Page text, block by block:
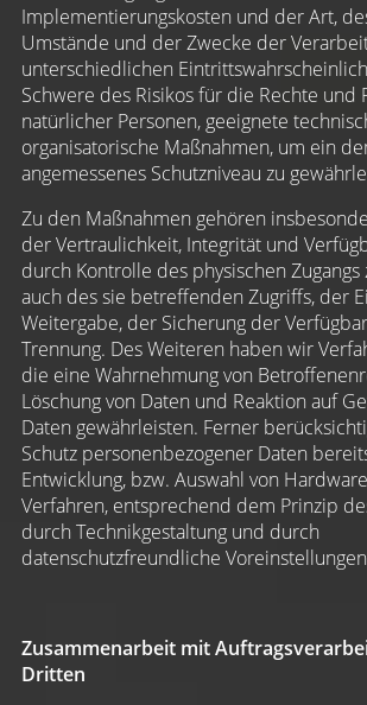
Implementierungskosten und der Art,
Umstände und der Zwecke der
unterschiedlichen
Schwere des Risikos für die Rechte und
natürlicher Personen, geeignete
organisatorische Maßnahmen, um ein
angemessenes Schutzniveau zu
Zu den Maßnahmen gehören
der Vertraulichkeit, Integrität und
durch Kontrolle des physischen Zugangs
auch des sie betreffenden Zugriffs, der
Weitergabe, der Sicherung der
Trennung. Des Weiteren haben wir
die eine Wahrnehmung von
Löschung von Daten und Reaktion auf
Daten gewährleisten. Ferner
Schutz personenbezogener Daten
Entwicklung, bzw. Auswahl von
Verfahren, entsprechend dem Prinzip
durch Technikgestaltung und durch
datenschutzfreundliche Voreinstellungen
Zusammenarbeit mit
Dritten